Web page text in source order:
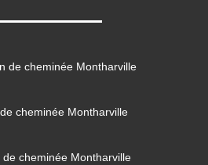
de cheminée Montharville
cheminée Montharville
de cheminée Montharville